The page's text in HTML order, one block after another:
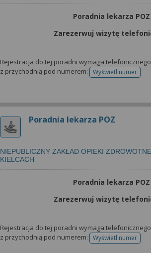
Poradnia lekarza POZ
Zarezerwuj wizytę
Rejestracja do tej poradni wymaga
z przychodnią pod numerem:
Wyświetl numer
telefonu do
Poradnia lekarza POZ
NIEPUBLICZNY ZAKŁAD OPIEKI
KIELCACH
Poradnia lekarza POZ
Zarezerwuj wizytę
Rejestracja do tej poradni wymaga
z przychodnią pod numerem:
Wyświetl numer
telefonu do